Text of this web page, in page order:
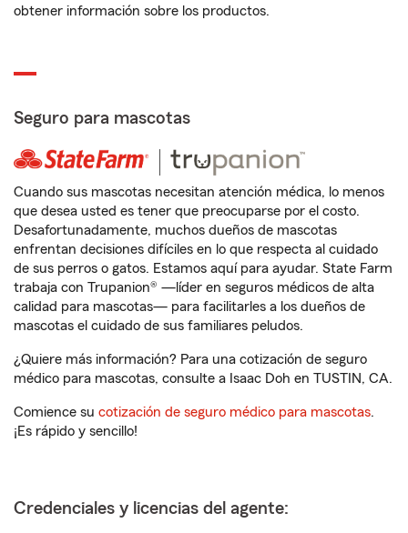
obtener información sobre los productos.
Seguro para mascotas
Cuando sus mascotas necesitan atención médica, lo menos
que desea usted es tener que preocuparse por el costo.
Desafortunadamente, muchos dueños de mascotas
enfrentan decisiones difíciles en lo que respecta al cuidado
de sus perros o gatos. Estamos aquí para ayudar. State Farm
trabaja con Trupanion® —líder en seguros médicos de alta
calidad para mascotas— para facilitarles a los dueños de
mascotas el cuidado de sus familiares peludos.
¿Quiere más información? Para una cotización de seguro
médico para mascotas, consulte a Isaac Doh en TUSTIN, CA.
Comience su cotización de seguro médico para mascotas.
¡Es rápido y sencillo!
Credenciales y licencias del agente: